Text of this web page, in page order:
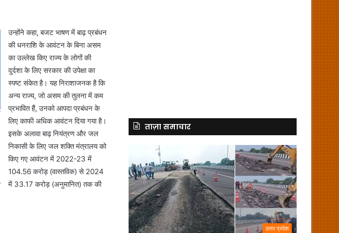
उन्होंने कहा, बजट भाषण में बाढ़ प्रबंधन
की धनराशि के आवंटन के बिना असम
का उल्लेख किए राज्य के लोगों की
दुर्दशा के लिए सरकार की उपेक्षा का
स्पष्ट संकेत है। यह निराशाजनक है कि
अन्य राज्य, जो असम की तुलना में कम
प्रभावित हैं, उनको आपदा प्रबंधन के
लिए काफी अधिक आवंटन दिया गया है।
इसके अलावा बाढ़ नियंत्रण और जल
निकासी के लिए जल शक्ति मंत्रालय को
किए गए आवंटन में 2022-23 में
104.56 करोड़ (वास्तविक) से 2024
में 33.17 करोड़ (अनुमानित) तक की
ताज़ा समाचार
उत्तर प्रदेश